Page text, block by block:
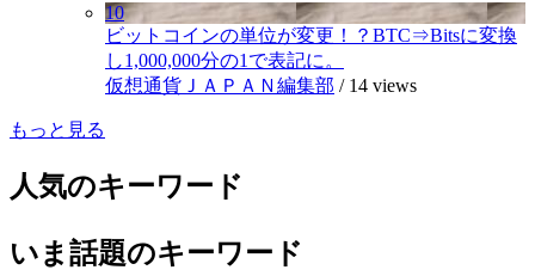
10
ビットコインの単位が変更！？BTC⇒Bitsに変換
し1,000,000分の1で表記に。
仮想通貨ＪＡＰＡＮ編集部 / 14 views
もっと見る
人気のキーワード
いま話題のキーワード